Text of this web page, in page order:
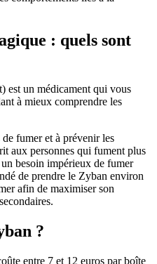
: quels sont
est un médicament qui vous
à mieux comprendre les
fumer et à prévenir les
aux personnes qui fument plus
besoin impérieux de fumer
de prendre le Zyban environ
afin de maximiser son
?
entre 7 et 12 euros par boîte